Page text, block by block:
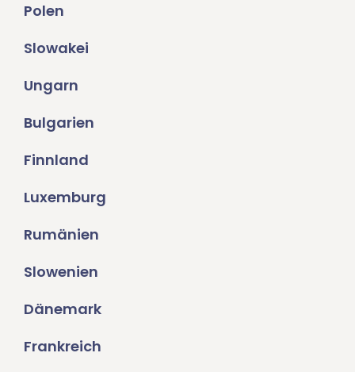
Polen
Slowakei
Ungarn
Bulgarien
Finnland
Luxemburg
Rumänien
Slowenien
Dänemark
Frankreich